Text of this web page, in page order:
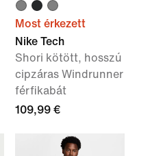
Most érkezett
Nike Tech
Shori kötött, hosszú
cipzáras Windrunner
férfikabát
109,99 €